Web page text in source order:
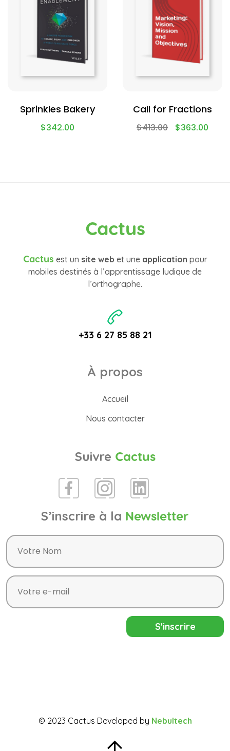
Sprinkles Bakery
$342.00
Call for Fractions
$413.00 $363.00
Cactus
Cactus est un site web et une application pour
mobiles destinés à l’apprentissage ludique de
l’orthographe.
+33 6 27 85 88 21
À propos
Accueil
Nous contacter
Suivre Cactus
S’inscrire à la Newsletter
© 2023 Cactus Developed by Nebultech